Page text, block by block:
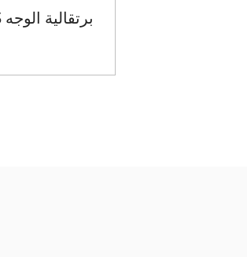
برتقالية الوجه 3 شبكات